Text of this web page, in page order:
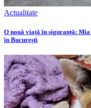
Actualitate
O nouă viață în siguranță: Mia
în București